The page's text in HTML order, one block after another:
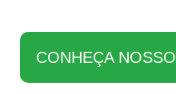
CONHEÇA